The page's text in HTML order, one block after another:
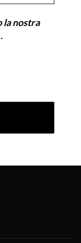
nostra
.